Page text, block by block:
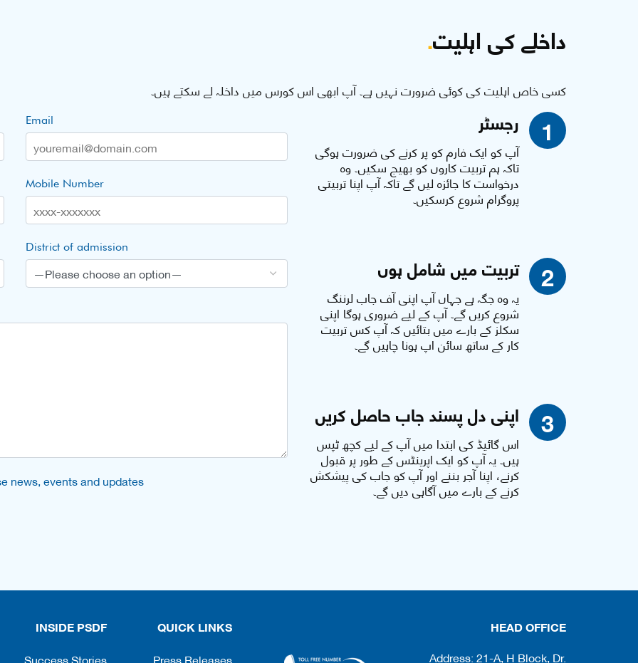
داخلے کی اہلیت.
کسی خاص اہلیت کی کوئی ضرورت نہیں ہے۔ آپ ابھی اس کورس میں داخلہ لے سکتے ہیں۔
1 رجسٹر
آپ کو ایک فارم کو پر کرنے کی ضرورت ہوگی
تاکہ ہم تربیت کاروں کو بھیج سکیں۔ وہ
درخواست کا جائزہ لیں گے تاکہ آپ اپنا تربیتی
پروگرام شروع کرسکیں۔
2 تربیت میں شامل ہوں
یہ وہ جگہ ہے جہاں آپ اپنی آف جاب لرننگ
شروع کریں گے۔ آپ کے لیے ضروری ہوگا اپنی
سکلز کے بارے میں بتائیں کہ آپ کس تربیت
کار کے ساتھ سائن اپ ہونا چاہیں گے۔
3 اپنی دل پسند جاب حاصل کریں
اس گائیڈ کی ابتدا میں آپ کے لیے کچھ ٹپس
ہیں۔ یہ آپ کو ایک اپرینٹس کے طور پر قبول
کرنے، اپنا آجر بننے اور آپ کو جاب کی پیشکش
کرنے کے بارے میں آگاہی دیں گے۔
Email
Mobile Number
District of admission
news, events and updates
HEAD OFFICE
Address: 21-A, H Block, Dr.
QUICK LINKS
INSIDE PSDF